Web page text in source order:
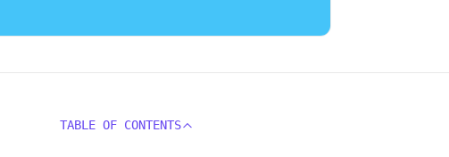
TABLE OF CONTENTS